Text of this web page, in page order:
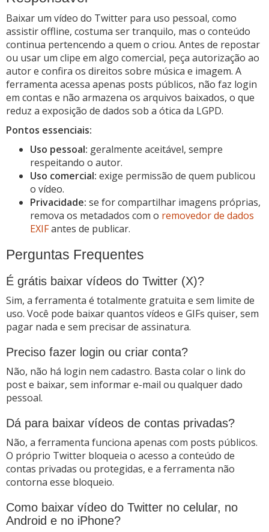
Baixar um vídeo do Twitter para uso pessoal, como
assistir offline, costuma ser tranquilo, mas o conteúdo
continua pertencendo a quem o criou. Antes de repostar
ou usar um clipe em algo comercial, peça autorização ao
autor e confira os direitos sobre música e imagem. A
ferramenta acessa apenas posts públicos, não faz login
em contas e não armazena os arquivos baixados, o que
reduz a exposição de dados sob a ótica da LGPD.
Pontos essenciais:
Uso pessoal: geralmente aceitável, sempre
respeitando o autor.
Uso comercial: exige permissão de quem publicou
o vídeo.
Privacidade: se for compartilhar imagens próprias,
remova os metadados com o removedor de dados
EXIFantes de publicar.
Perguntas Frequentes
É grátis baixar vídeos do Twitter (X)?
Sim, a ferramenta é totalmente gratuita e sem limite de
uso. Você pode baixar quantos vídeos e GIFs quiser, sem
pagar nada e sem precisar de assinatura.
Preciso fazer login ou criar conta?
Não, não há login nem cadastro. Basta colar o link do
post e baixar, sem informar e-mail ou qualquer dado
pessoal.
Dá para baixar vídeos de contas privadas?
Não, a ferramenta funciona apenas com posts públicos.
O próprio Twitter bloqueia o acesso a conteúdo de
contas privadas ou protegidas, e a ferramenta não
contorna esse bloqueio.
Como baixar vídeo do Twitter no celular, no
Android e no iPhone?